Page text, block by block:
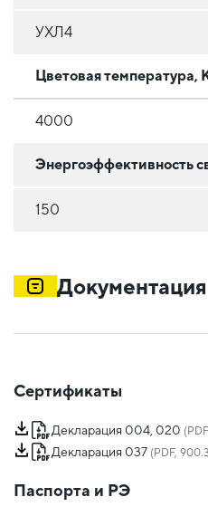
УХЛ4
Цветовая температура,
4000
Энергоэффективность
150
Документация
Сертификаты
Декларация 004, 020
Декларация 037 (PDF,
Паспорта и РЭ